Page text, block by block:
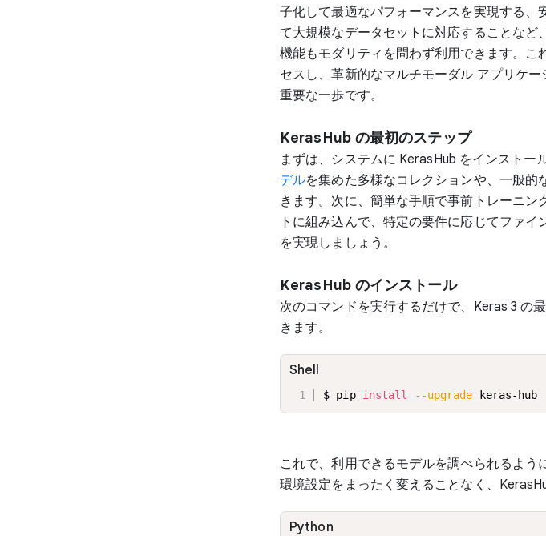
子化して最適なパフォーマンスを実現する、
て大規模なデータセットに対応することな
機能もモダリティを問わず利用できます。こ
セスし、革新的なマルチモーダル アプリケ
重要な一歩です。
KerasHub の最初のステップ
まずは、システムに KerasHub をインストー
デルを集めた多様なコレクションや、一般
きます。次に、簡単な手順で事前トレーニ
トに組み込んで、特定の要件に応じてファ
を実現しましょう。
KerasHub のインストール
次のコマンドを実行するだけで、Keras 3 の
きます。
$ pip install --upgrade keras-hub
Shell
これで、利用できるモデルを調べられるよ
環境設定をまったく変えることなく、
Python